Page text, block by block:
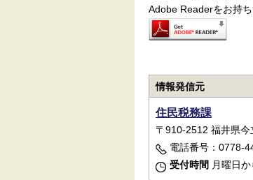
Adobe Readerをお持ち
情報発信元
住民税務課
〒910-2512 福井県
電話番号：0778-
受付時間 月曜日